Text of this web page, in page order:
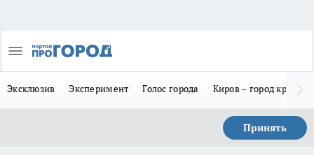
Эксклюзив Эксперимент Голос города Киров – город
Принять